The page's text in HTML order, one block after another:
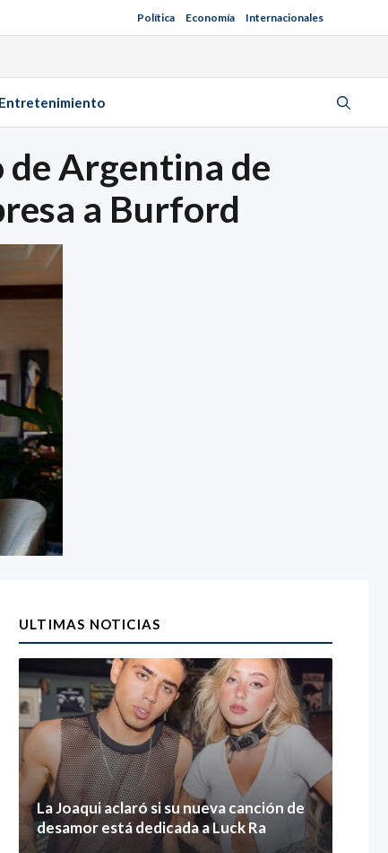
Política Economía Internacionales
Entretenimiento
de Argentina de
a Burford
ULTIMAS NOTICIAS
La Joaqui aclaró si su nueva canción de
desamor está dedicada a Luck Ra